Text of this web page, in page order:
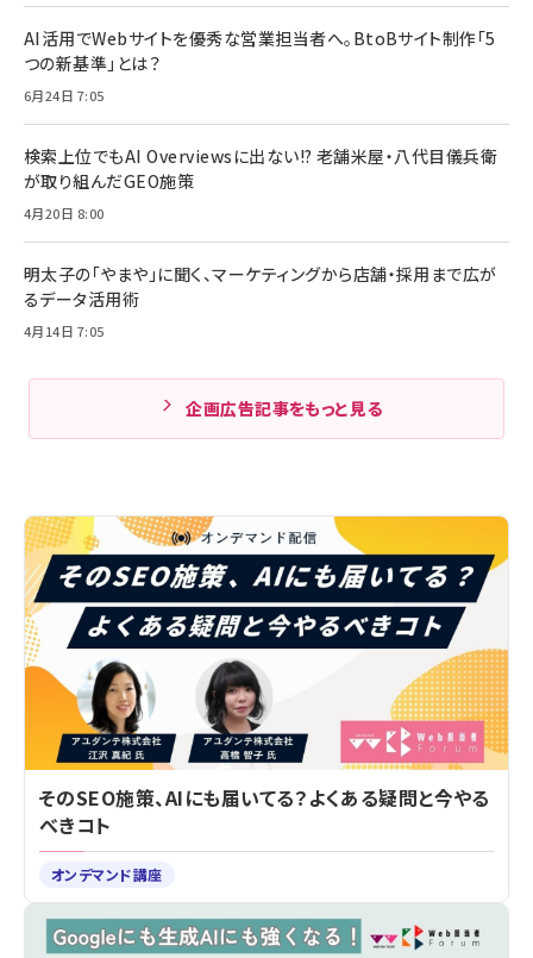
AI活用でWebサイトを優秀な営業担当者へ。BtoBサイト制作「5
つの新基準」とは？
6月24日 7:05
検索上位でもAI Overviewsに出ない!? 老舗米屋・八代目儀兵衛
が取り組んだGEO施策
4月20日 8:00
明太子の「やまや」に聞く、マーケティングから店舗・採用まで広が
るデータ活用術
4月14日 7:05
企画広告記事をもっと見る
そのSEO施策、AIにも届いてる？よくある疑問と今やる
べきコト
オンデマンド講座